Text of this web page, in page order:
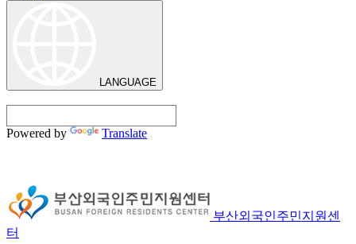
LANGUAGE
Powered by Translate
부산외국인주민지원센
터